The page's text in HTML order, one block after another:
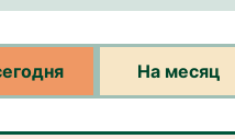
На месяц